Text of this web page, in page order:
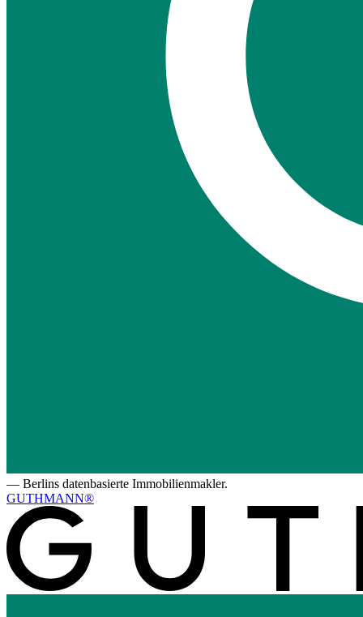
— Berlins datenbasierte Immobilienmakler.
GUTHMANN®